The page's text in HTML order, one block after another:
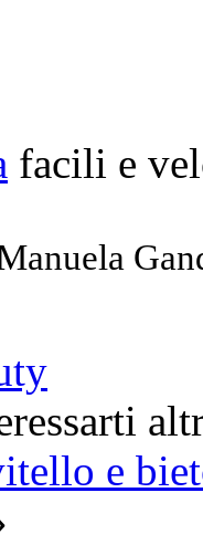
facili e
e